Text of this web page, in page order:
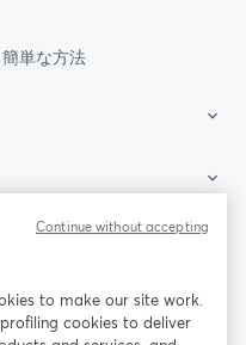
単な方法
to make our site work.
cookies to deliver
Continue without accepting